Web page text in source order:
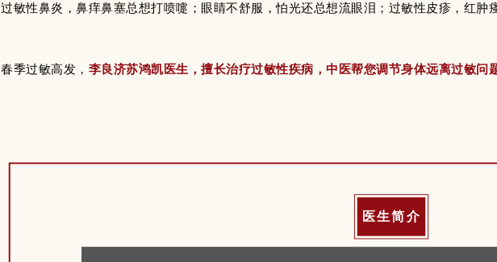
过敏性鼻炎，鼻痒鼻塞总想打喷嚏；眼睛不舒服，怕光还总想流眼泪；过敏性皮疹，红
春季过敏高发， 李良济苏鸿凯医生，擅长治疗过敏性疾病，中医帮您调节身体远离过敏问
医生简介